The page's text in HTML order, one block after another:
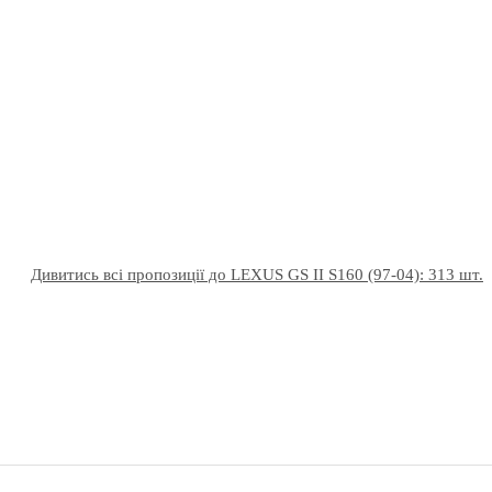
Дивитись всі пропозиції до LEXUS GS II S160 (97-04): 313 шт.